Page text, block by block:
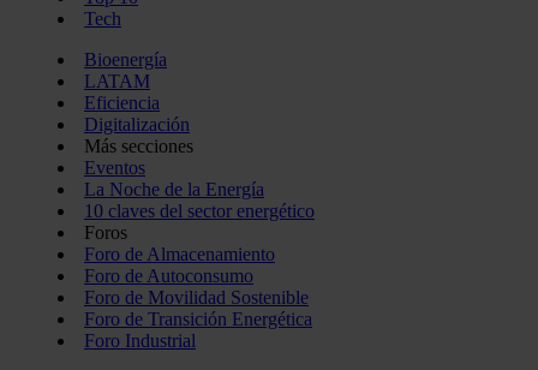
Tech
Bioenergía
LATAM
Eficiencia
Digitalización
Más secciones
Eventos
La Noche de la Energía
10 claves del sector energético
Foros
Foro de Almacenamiento
Foro de Autoconsumo
Foro de Movilidad Sostenible
Foro de Transición Energética
Foro Industrial